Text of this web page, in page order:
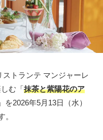
トランテ マンジャーレ
む「抹茶と紫陽花のア
」を2026年5月13日（水）
。